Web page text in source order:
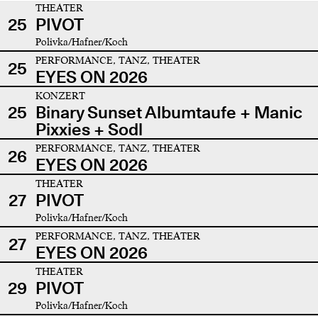
25
THEATER
PIVOT
Polivka/Hafner/Koch
25 PERFORMANCE, TANZ, THEATER
EYES ON 2026
25
KONZERT
Binary Sunset Albumtaufe + Manic
Pixxies + Sodl
26
PERFORMANCE, TANZ, THEATER
EYES ON 2026
27
THEATER
PIVOT
Polivka/Hafner/Koch
27 PERFORMANCE, TANZ, THEATER
EYES ON 2026
29
THEATER
PIVOT
Polivka/Hafner/Koch